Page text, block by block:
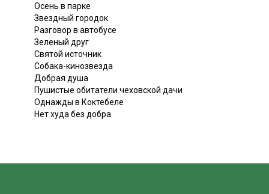
Осень в парке
Звездный городок
Разговор в автобусе
Зеленый друг
Святой источник
Собака-кинозвезда
Добрая душа
Пушистые обитатели чеховской дачи
Однажды в Коктебеле
Нет худа без добра